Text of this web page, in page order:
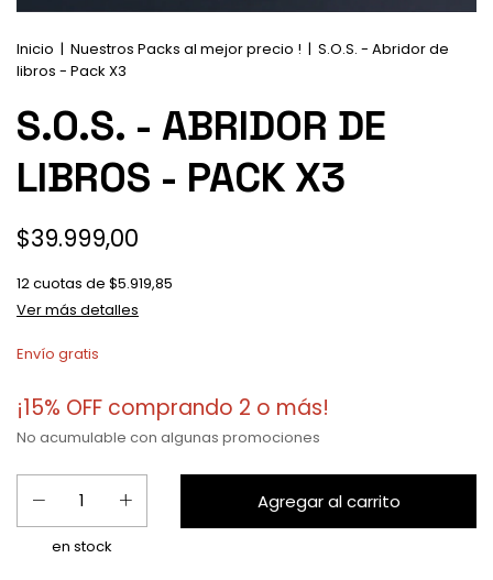
Inicio | Nuestros Packs al mejor precio ! | S.O.S. - Abridor de
libros - Pack X3
S.O.S. - ABRIDOR DE
LIBROS - PACK X3
$39.999,00
12cuotas de $5.919,85
Ver más detalles
Envío gratis
¡15% OFF comprando 2 o más!
No acumulable con algunas promociones
en stock